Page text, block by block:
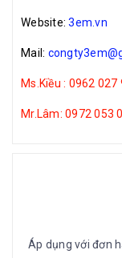
Website: 3em.vn
Mail:
Ms.Kiều : 0962
Mr.Lâm: 0972 053
Áp dụng với đơn